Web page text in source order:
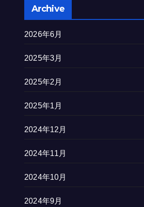
Archive
2026年6月
2025年3月
2025年2月
2025年1月
2024年12月
2024年11月
2024年10月
2024年9月